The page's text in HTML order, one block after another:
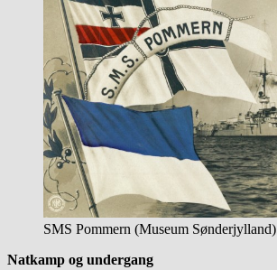
SMS Pommern (Museum Sønderjylland)
Natkamp og undergang